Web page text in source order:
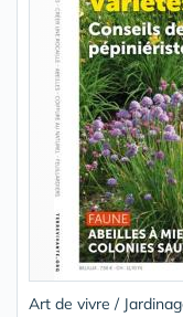
Art de vivre /